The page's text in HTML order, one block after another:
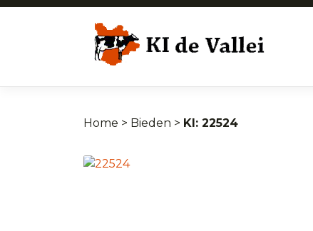
Home > Bieden > 22524